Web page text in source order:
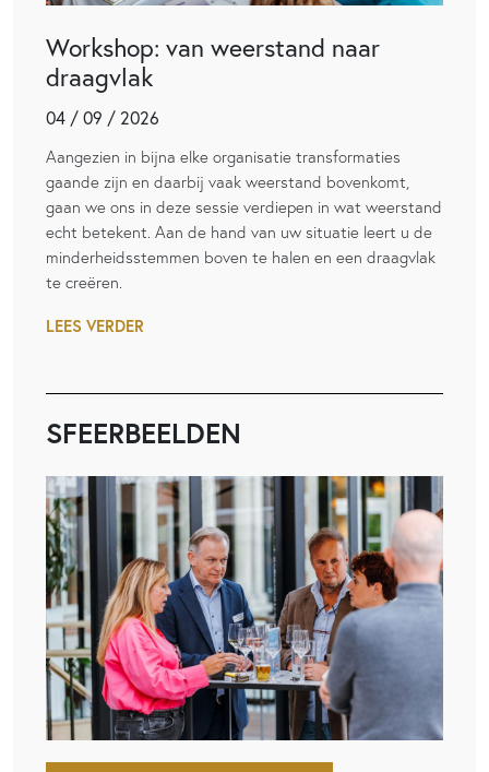
Workshop: van weerstand naar
draagvlak
04 / 09 / 2026
Aangezien in bijna elke organisatie transformaties
gaande zijn en daarbij vaak weerstand bovenkomt,
gaan we ons in deze sessie verdiepen in wat weerstand
echt betekent. Aan de hand van uw situatie leert u de
minderheidsstemmen boven te halen en een draagvlak
te creëren.
LEES VERDER
SFEERBEELDEN